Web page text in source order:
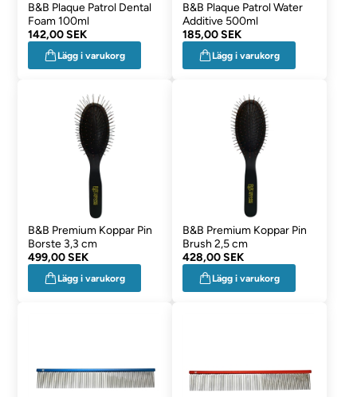
B&B Plaque Patrol Dental
Foam 100ml
142,00 SEK
Lägg i varukorg
B&B Plaque Patrol Water
Additive 500ml
185,00 SEK
Lägg i varukorg
B&B Premium Koppar Pin
Borste 3,3 cm
499,00 SEK
Lägg i varukorg
B&B Premium Koppar Pin
Brush 2,5 cm
428,00 SEK
Lägg i varukorg